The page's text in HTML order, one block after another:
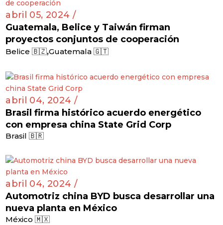
abril 05, 2024 /
Guatemala, Belice y Taiwán firman
proyectos conjuntos de cooperación
Belice 🇧🇿,Guatemala 🇬🇹
abril 04, 2024 /
Brasil firma histórico acuerdo energético
con empresa china State Grid Corp
Brasil 🇧🇷
abril 04, 2024 /
Automotriz china BYD busca desarrollar una
nueva planta en México
México 🇲🇽